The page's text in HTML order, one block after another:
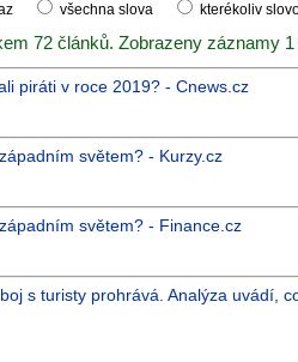
všechna slova kterékoliv
72 článků. Zobrazeny záznamy 1
piráti v roce 2019? - Cnews.cz
světem? - Kurzy.cz
světem? - Finance.cz
s turisty prohrává. Analýza uvádí,